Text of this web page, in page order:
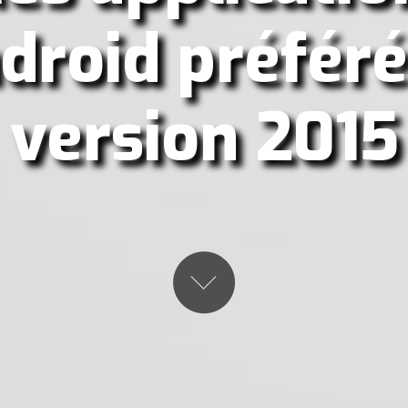
version 2015